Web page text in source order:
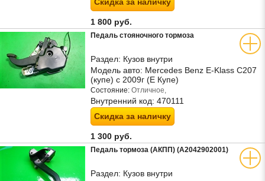
1 800 руб.
Педаль стояночного тормоза
Раздел: Кузов внутри
Модель авто: Mercedes Benz E-Klass C207
(купе) с 2009г (Е Купе)
Состояние: Отличное,
Внутренний код: 470111
Скидка за наличку
1 300 руб.
Педаль тормоза (АКПП) (A2042902001)
Раздел: Кузов внутри